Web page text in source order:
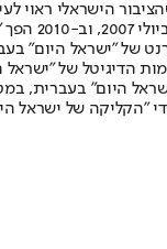
הישראלי ראוי
הדיגיטל של
"ישראל היום"
"הקליקה של ישראל